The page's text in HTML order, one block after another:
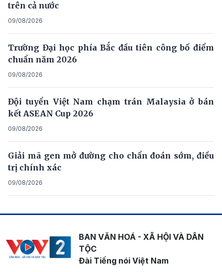
trên cả nước
09/08/2026
Trường Đại học phía Bắc đầu tiên công bố điểm
chuẩn năm 2026
09/08/2026
Đội tuyển Việt Nam chạm trán Malaysia ở bán
kết ASEAN Cup 2026
09/08/2026
Giải mã gen mở đường cho chẩn đoán sớm, điều
trị chính xác
09/08/2026
BAN VĂN HOÁ - XÃ HỘI VÀ DÂN
TỘC
Đài Tiếng nói Việt Nam